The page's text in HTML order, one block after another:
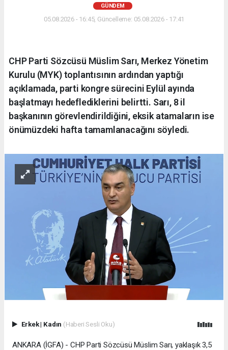
GÜNDEM
05.08.2026 - 16:45, Güncelleme: 05.08.2026 - 17:41
CHP Parti Sözcüsü Müslim Sarı, Merkez Yönetim
Kurulu (MYK) toplantısının ardından yaptığı
açıklamada, parti kongre sürecini Eylül ayında
başlatmayı hedeflediklerini belirtti. Sarı, 8 il
başkanının görevlendirildiğini, eksik atamaların ise
önümüzdeki hafta tamamlanacağını söyledi.
Erkek| Kadın (Haberi Sesli Oku)
ANKARA (İGFA) - CHP Parti Sözcüsü Müslim Sarı, yaklaşık 3,5